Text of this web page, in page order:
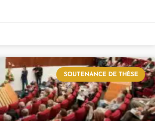
SOUTENANCE DE THÈSE